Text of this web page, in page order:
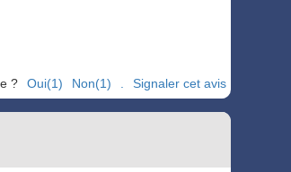
? Oui(1) Non(1) Signaler cet avis